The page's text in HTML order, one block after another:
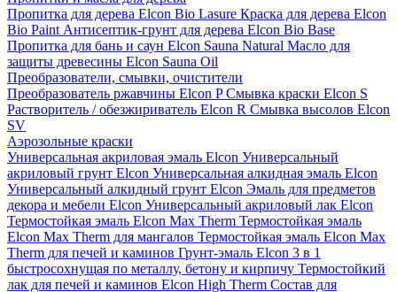
Пропитка для дерева Elcon Bio Lasure Краска для дерева Elcon
Bio Paint Антисептик-грунт для дерева Elcon Bio Base
Пропитка для бань и саун Elcon Sauna Natural Масло для
защиты древесины Elcon Sauna Oil
Преобразователи, смывки, очистители
Преобразователь ржавчины Elcon PСмывка краски Elcon S
Растворитель / обезжириватель Elcon R Смывка высолов Elcon
SV
Аэрозольные краски
Универсальная акриловая эмаль Elcon Универсальный
акриловый грунт Elcon Универсальная алкидная эмаль Elcon
Универсальный алкидный грунт Elcon Эмаль для предметов
декора и мебели Elcon Универсальный акриловый лак Elcon
Термостойкая эмаль Elcon Max Therm Термостойкая эмаль
Elcon Max Therm для мангалов Термостойкая эмаль Elcon Max
Therm для печей и каминов Грунт-эмаль Elcon 3 в 1
быстросохнущая по металлу, бетону и кирпичу Термостойкий
лак для печей и каминов Elcon High Therm Состав для